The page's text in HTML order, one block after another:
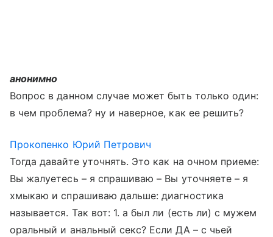
анонимно
Вопрос в данном случае может быть только один:
в чем проблема? ну и наверное, как ее решить?
Прокопенко Юрий Петрович
Тогда давайте уточнять. Это как на очном приеме:
Вы жалуетесь – я спрашиваю – Вы уточняете – я
хмыкаю и спрашиваю дальше: диагностика
называется. Так вот: 1. а был ли (есть ли) с мужем
оральный и анальный секс? Если ДА – с чьей